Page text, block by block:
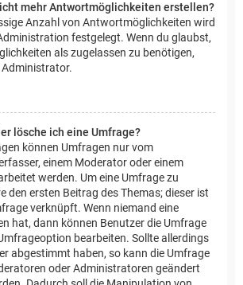
mehr Antwortmöglichkeiten erstellen?
Anzahl von Antwortmöglichkeiten wird
festgelegt. Wenn du glaubst,
als zugelassen zu benötigen,
Administrator.
lösche ich eine Umfrage?
können Umfragen nur vom
einem Moderator oder einem
werden. Um eine Umfrage zu
den ersten Beitrag des Themas; dieser ist
verknüpft. Wenn niemand eine
hat, dann können Benutzer die Umfrage
bearbeiten. Sollte allerdings
abgestimmt haben, so kann die Umfrage
oder Administratoren geändert